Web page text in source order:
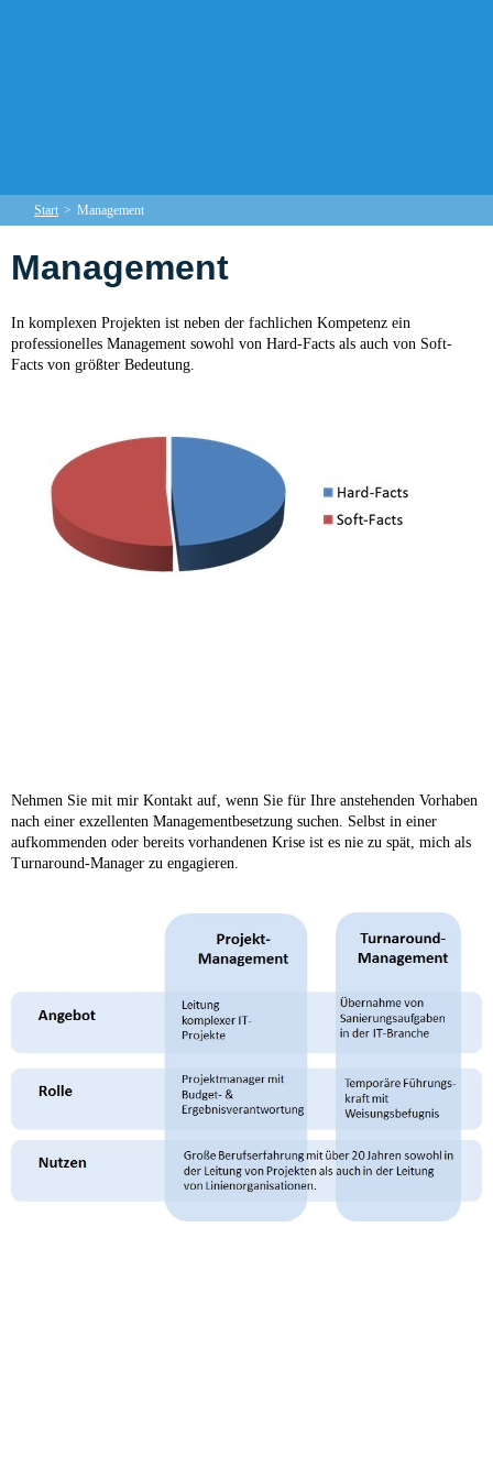
Start > Management
Management
In komplexen Projekten ist neben der fachlichen Kompetenz ein
professionelles Management sowohl von Hard-Facts als auch von Soft-
Facts von größter Bedeutung.
Nehmen Sie mit mir Kontakt auf, wenn Sie für Ihre anstehenden Vorhaben
nach einer exzellenten Managementbesetzung suchen. Selbst in einer
aufkommenden oder bereits vorhandenen Krise ist es nie zu spät, mich als
Turnaround-Manager zu engagieren.